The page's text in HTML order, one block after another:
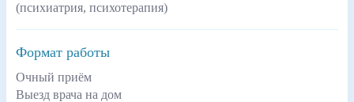
(психиатрия, психотерапия)
Формат работы
Очный приём
Выезд врача на дом